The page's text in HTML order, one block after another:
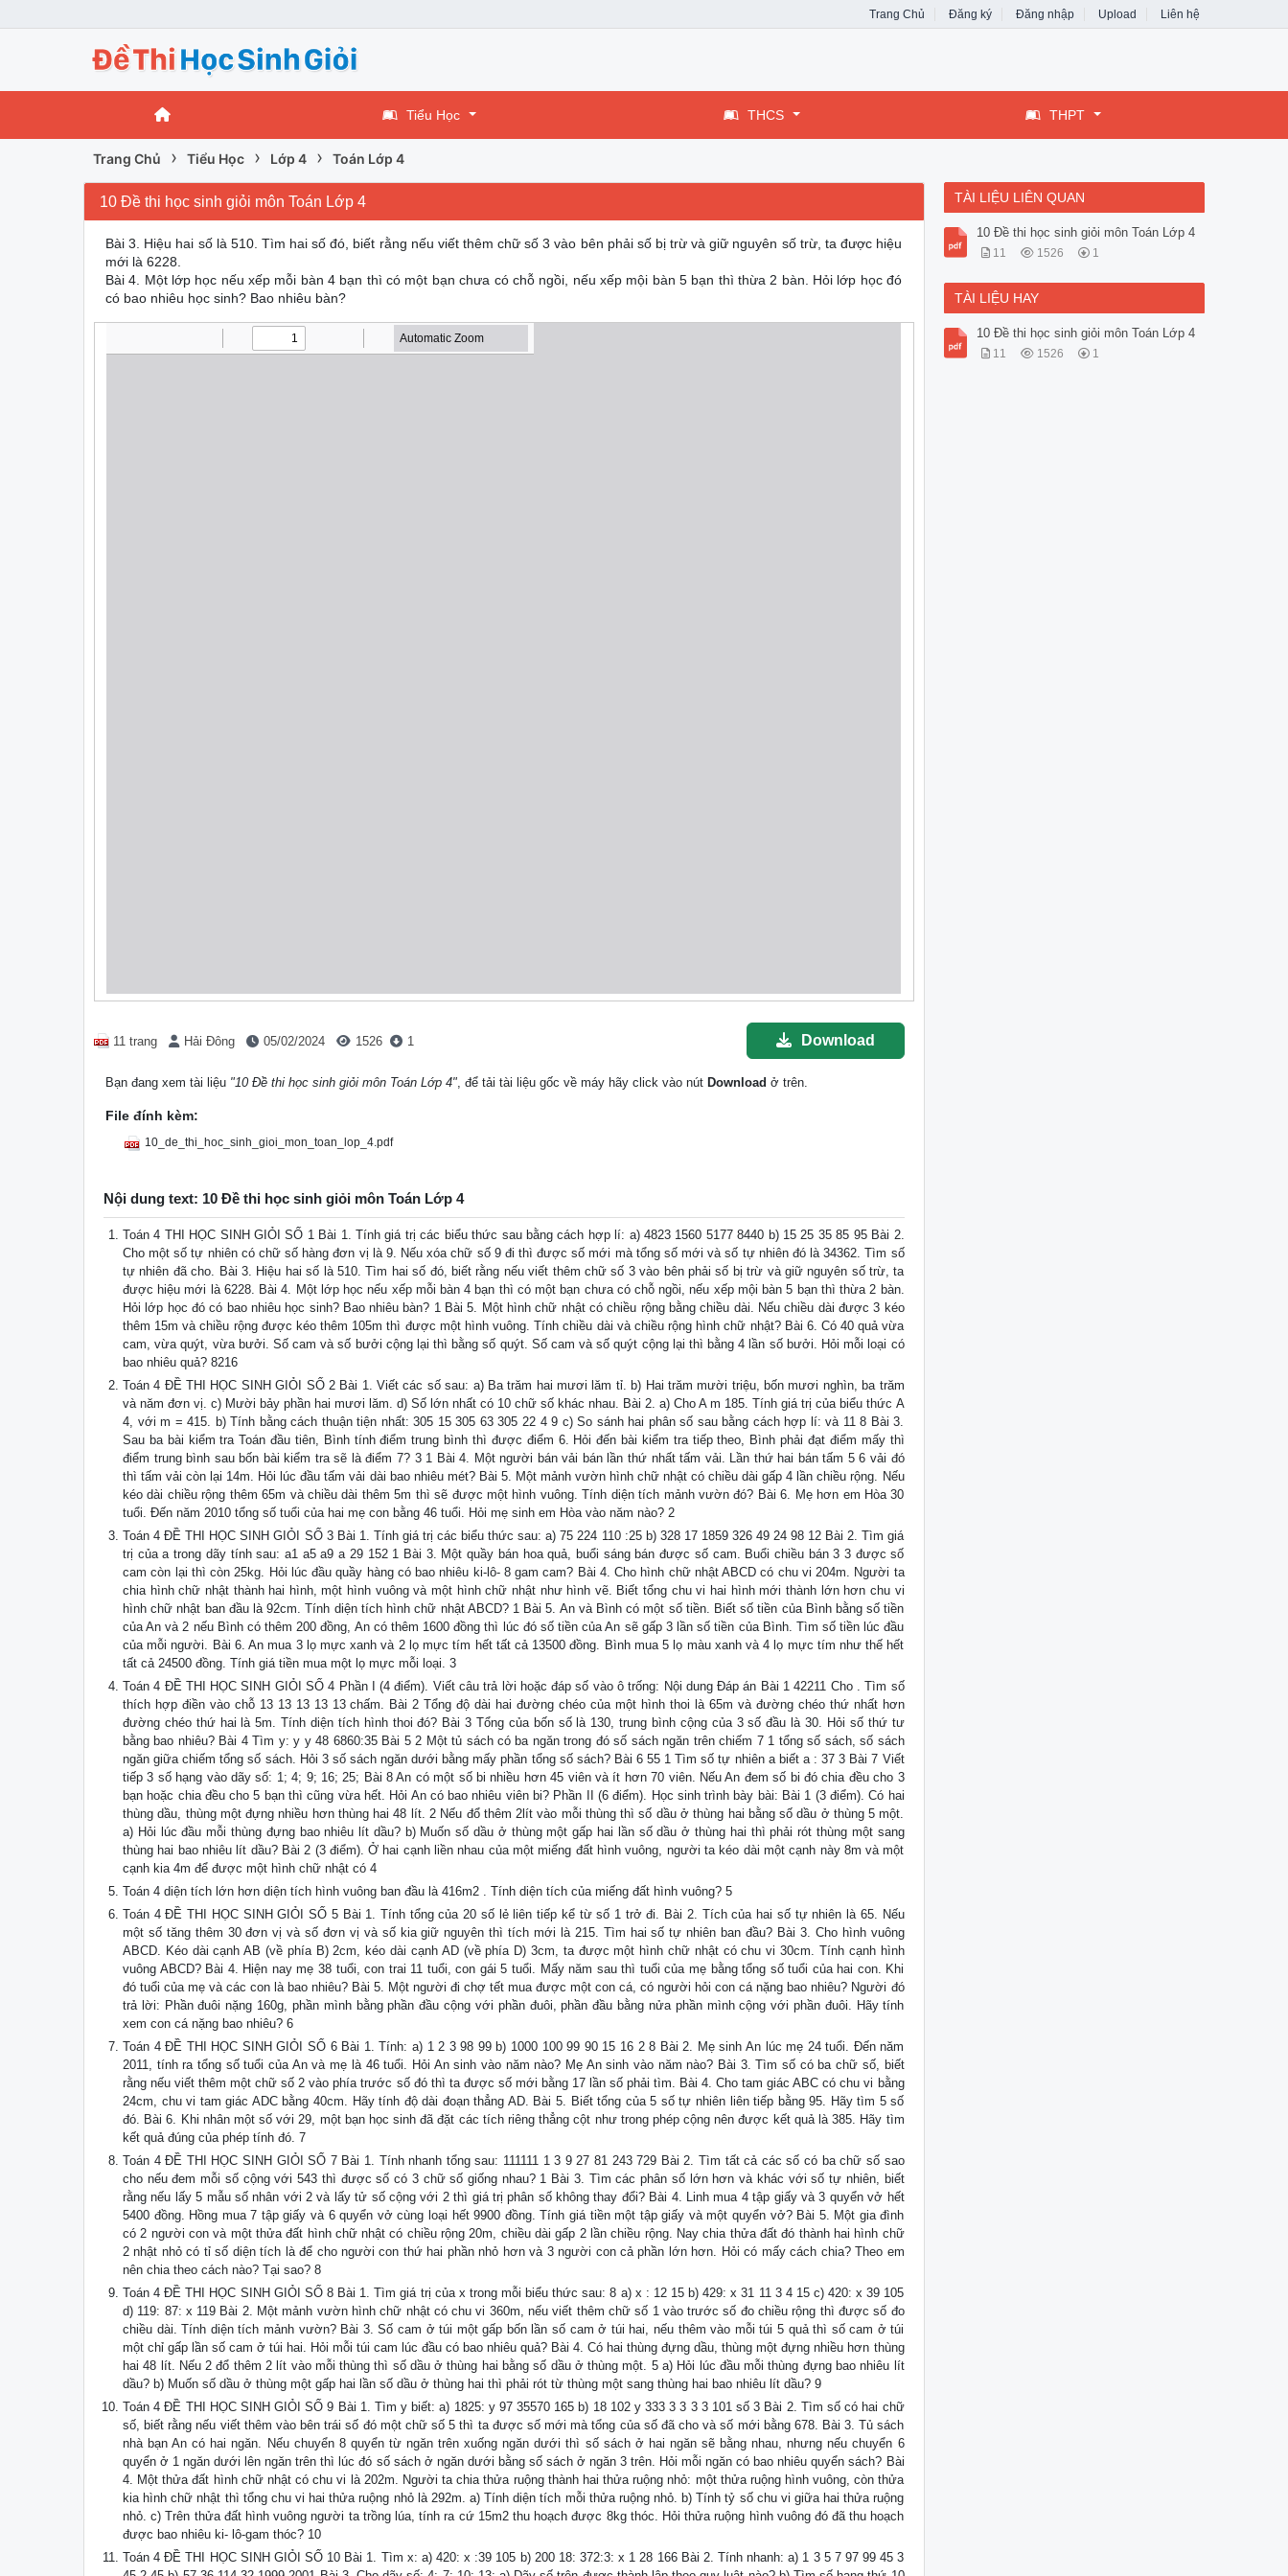
Trang Chủ Đăng ký Đăng nhập Upload Liên hệ
Tiểu Học THCS THPT
Trang Chủ › Tiểu Học › Lớp 4 › Toán Lớp 4
10 Đề thi học sinh giỏi môn Toán Lớp 4
Bài 3. Hiệu hai số là 510. Tìm hai số đó, biết rằng nếu viết thêm chữ số 3 vào bên phải số bị trừ và giữ nguyên số trừ, ta được hiệu
mới là 6228.
Bài 4. Một lớp học nếu xếp mỗi bàn 4 bạn thì có một bạn chưa có chỗ ngồi, nếu xếp mội bàn 5 bạn thì thừa 2 bàn. Hỏi lớp học đó
có bao nhiêu học sinh? Bao nhiêu bàn?
11 trang Hải Đông 05/02/2024 1526 1 Download
Bạn đang xem tài liệu "10 Đề thi học sinh giỏi môn Toán Lớp 4", để tải tài liệu gốc về máy hãy click vào nút Download ở trên.
File đính kèm:
10_de_thi_hoc_sinh_gioi_mon_toan_lop_4.pdf
Nội dung text: 10 Đề thi học sinh giỏi môn Toán Lớp 4
Toán 4 THI HỌC SINH GIỎI SỐ 1 Bài 1. Tính giá trị các biểu thức sau bằng cách hợp lí: a) 4823 1560 5177 8440 b) 15 25 35 85 95 Bài 2.
Cho một số tự nhiên có chữ số hàng đơn vị là 9. Nếu xóa chữ số 9 đi thì được số mới mà tổng số mới và số tự nhiên đó là 34362. Tìm số
tự nhiên đã cho. Bài 3. Hiệu hai số là 510. Tìm hai số đó, biết rằng nếu viết thêm chữ số 3 vào bên phải số bị trừ và giữ nguyên số trừ, ta
được hiệu mới là 6228. Bài 4. Một lớp học nếu xếp mỗi bàn 4 bạn thì có một bạn chưa có chỗ ngồi, nếu xếp mội bàn 5 bạn thì thừa 2 bàn.
Hỏi lớp học đó có bao nhiêu học sinh? Bao nhiêu bàn? 1 Bài 5. Một hình chữ nhật có chiều rộng bằng chiều dài. Nếu chiều dài được 3 kéo
thêm 15m và chiều rộng được kéo thêm 105m thì được một hình vuông. Tính chiều dài và chiều rộng hình chữ nhật? Bài 6. Có 40 quả vừa
cam, vừa quýt, vừa bưởi. Số cam và số bưởi cộng lại thì bằng số quýt. Số cam và số quýt cộng lại thì bằng 4 lần số bưởi. Hỏi mỗi loại có
bao nhiêu quả? 8216
Toán 4 ĐỀ THI HỌC SINH GIỎI SỐ 2 Bài 1. Viết các số sau: a) Ba trăm hai mươi lăm tỉ. b) Hai trăm mười triệu, bốn mươi nghìn, ba trăm
và năm đơn vị. c) Mười bảy phần hai mươi lăm. d) Số lớn nhất có 10 chữ số khác nhau. Bài 2. a) Cho A m 185. Tính giá trị của biểu thức A
4, với m = 415. b) Tính bằng cách thuận tiện nhất: 305 15 305 63 305 22 4 9 c) So sánh hai phân số sau bằng cách hợp lí: và 11 8 Bài 3.
Sau ba bài kiểm tra Toán đầu tiên, Bình tính điểm trung bình thì được điểm 6. Hỏi đến bài kiểm tra tiếp theo, Bình phải đạt điểm mấy thì
điểm trung bình sau bốn bài kiểm tra sẽ là điểm 7? 3 1 Bài 4. Một người bán vải bán lần thứ nhất tấm vải. Lần thứ hai bán tấm 5 6 vải đó
thì tấm vải còn lại 14m. Hỏi lúc đầu tấm vải dài bao nhiêu mét? Bài 5. Một mảnh vườn hình chữ nhật có chiều dài gấp 4 lần chiều rộng. Nếu
kéo dài chiều rộng thêm 65m và chiều dài thêm 5m thì sẽ được một hình vuông. Tính diện tích mảnh vườn đó? Bài 6. Mẹ hơn em Hòa 30
tuổi. Đến năm 2010 tổng số tuổi của hai mẹ con bằng 46 tuổi. Hỏi mẹ sinh em Hòa vào năm nào? 2
Toán 4 ĐỀ THI HỌC SINH GIỎI SỐ 3 Bài 1. Tính giá trị các biểu thức sau: a) 75 224 110 :25 b) 328 17 1859 326 49 24 98 12 Bài 2. Tìm giá
trị của a trong dãy tính sau: a1 a5 a9 a 29 152 1 Bài 3. Một quầy bán hoa quả, buổi sáng bán được số cam. Buổi chiều bán 3 3 được số
cam còn lại thì còn 25kg. Hỏi lúc đầu quầy hàng có bao nhiêu ki-lô- 8 gam cam? Bài 4. Cho hình chữ nhật ABCD có chu vi 204m. Người ta
chia hình chữ nhật thành hai hình, một hình vuông và một hình chữ nhật như hình vẽ. Biết tổng chu vi hai hình mới thành lớn hơn chu vi
hình chữ nhật ban đầu là 92cm. Tính diện tích hình chữ nhật ABCD? 1 Bài 5. An và Bình có một số tiền. Biết số tiền của Bình bằng số tiền
của An và 2 nếu Bình có thêm 200 đồng, An có thêm 1600 đồng thì lúc đó số tiền của An sẽ gấp 3 lần số tiền của Bình. Tìm số tiền lúc đầu
của mỗi người. Bài 6. An mua 3 lọ mực xanh và 2 lọ mực tím hết tất cả 13500 đồng. Bình mua 5 lọ màu xanh và 4 lọ mực tím như thế hết
tất cả 24500 đồng. Tính giá tiền mua một lọ mực mỗi loại. 3
Toán 4 ĐỀ THI HỌC SINH GIỎI SỐ 4 Phần I (4 điểm). Viết câu trả lời hoặc đáp số vào ô trống: Nội dung Đáp án Bài 1 42211 Cho . Tìm số
thích hợp điền vào chỗ 13 13 13 13 13 chấm. Bài 2 Tổng độ dài hai đường chéo của một hình thoi là 65m và đường chéo thứ nhất hơn
đường chéo thứ hai là 5m. Tính diện tích hình thoi đó? Bài 3 Tổng của bốn số là 130, trung bình cộng của 3 số đầu là 30. Hỏi số thứ tư
bằng bao nhiêu? Bài 4 Tìm y: y y 48 6860:35 Bài 5 2 Một tủ sách có ba ngăn trong đó số sách ngăn trên chiếm 7 1 tổng số sách, số sách
ngăn giữa chiếm tổng số sách. Hỏi 3 số sách ngăn dưới bằng mấy phần tổng số sách? Bài 6 55 1 Tìm số tự nhiên a biết a : 37 3 Bài 7 Viết
tiếp 3 số hạng vào dãy số: 1; 4; 9; 16; 25; Bài 8 An có một số bi nhiều hơn 45 viên và ít hơn 70 viên. Nếu An đem số bi đó chia đều cho 3
bạn hoặc chia đều cho 5 bạn thì cũng vừa hết. Hỏi An có bao nhiêu viên bi? Phần II (6 điểm). Học sinh trình bày bài: Bài 1 (3 điểm). Có hai
thùng dầu, thùng một đựng nhiều hơn thùng hai 48 lít. 2 Nếu đổ thêm 2lít vào mỗi thùng thì số dầu ở thùng hai bằng số dầu ở thùng 5 một.
a) Hỏi lúc đầu mỗi thùng đựng bao nhiêu lít dầu? b) Muốn số dầu ở thùng một gấp hai lần số dầu ở thùng hai thì phải rót thùng một sang
thùng hai bao nhiêu lít dầu? Bài 2 (3 điểm). Ở hai cạnh liền nhau của một miếng đất hình vuông, người ta kéo dài một cạnh này 8m và một
cạnh kia 4m để được một hình chữ nhật có 4
Toán 4 diện tích lớn hơn diện tích hình vuông ban đầu là 416m2 . Tính diện tích của miếng đất hình vuông? 5
Toán 4 ĐỀ THI HỌC SINH GIỎI SỐ 5 Bài 1. Tính tổng của 20 số lẻ liên tiếp kể từ số 1 trở đi. Bài 2. Tích của hai số tự nhiên là 65. Nếu
một số tăng thêm 30 đơn vị và số đơn vị và số kia giữ nguyên thì tích mới là 215. Tìm hai số tự nhiên ban đầu? Bài 3. Cho hình vuông
ABCD. Kéo dài cạnh AB (về phía B) 2cm, kéo dài cạnh AD (về phía D) 3cm, ta được một hình chữ nhật có chu vi 30cm. Tính cạnh hình
vuông ABCD? Bài 4. Hiện nay mẹ 38 tuổi, con trai 11 tuổi, con gái 5 tuổi. Mấy năm sau thì tuổi của mẹ bằng tổng số tuổi của hai con. Khi
đó tuổi của mẹ và các con là bao nhiêu? Bài 5. Một người đi chợ tết mua được một con cá, có người hỏi con cá nặng bao nhiêu? Người đó
trả lời: Phần đuôi nặng 160g, phần mình bằng phần đầu cộng với phần đuôi, phần đầu bằng nửa phần mình cộng với phần đuôi. Hãy tính
xem con cá nặng bao nhiêu? 6
Toán 4 ĐỀ THI HỌC SINH GIỎI SỐ 6 Bài 1. Tính: a) 1 2 3 98 99 b) 1000 100 99 90 15 16 2 8 Bài 2. Mẹ sinh An lúc mẹ 24 tuổi. Đến năm
2011, tính ra tổng số tuổi của An và mẹ là 46 tuổi. Hỏi An sinh vào năm nào? Mẹ An sinh vào năm nào? Bài 3. Tìm số có ba chữ số, biết
rằng nếu viết thêm một chữ số 2 vào phía trước số đó thì ta được số mới bằng 17 lần số phải tìm. Bài 4. Cho tam giác ABC có chu vi bằng
24cm, chu vi tam giác ADC bằng 40cm. Hãy tính độ dài đoạn thẳng AD. Bài 5. Biết tổng của 5 số tự nhiên liên tiếp bằng 95. Hãy tìm 5 số
đó. Bài 6. Khi nhân một số với 29, một bạn học sinh đã đặt các tích riêng thẳng cột như trong phép cộng nên được kết quả là 385. Hãy tìm
kết quả đúng của phép tính đó. 7
Toán 4 ĐỀ THI HỌC SINH GIỎI SỐ 7 Bài 1. Tính nhanh tổng sau: 111111 1 3 9 27 81 243 729 Bài 2. Tìm tất cả các số có ba chữ số sao
cho nếu đem mỗi số cộng với 543 thì được số có 3 chữ số giống nhau? 1 Bài 3. Tìm các phân số lớn hơn và khác với số tự nhiên, biết
rằng nếu lấy 5 mẫu số nhân với 2 và lấy tử số cộng với 2 thì giá trị phân số không thay đổi? Bài 4. Linh mua 4 tập giấy và 3 quyển vở hết
5400 đồng. Hồng mua 7 tập giấy và 6 quyển vở cùng loại hết 9900 đồng. Tính giá tiền một tập giấy và một quyển vở? Bài 5. Một gia đình
có 2 người con và một thửa đất hình chữ nhật có chiều rộng 20m, chiều dài gấp 2 lần chiều rộng. Nay chia thửa đất đó thành hai hình chữ
2 nhật nhỏ có tỉ số diện tích là để cho người con thứ hai phần nhỏ hơn và 3 người con cả phần lớn hơn. Hỏi có mấy cách chia? Theo em
nên chia theo cách nào? Tại sao? 8
Toán 4 ĐỀ THI HỌC SINH GIỎI SỐ 8 Bài 1. Tìm giá trị của x trong mỗi biểu thức sau: 8 a) x : 12 15 b) 429: x 31 11 3 4 15 c) 420: x 39 105
d) 119: 87: x 119 Bài 2. Một mảnh vườn hình chữ nhật có chu vi 360m, nếu viết thêm chữ số 1 vào trước số đo chiều rộng thì được số đo
chiều dài. Tính diện tích mảnh vườn? Bài 3. Số cam ở túi một gấp bốn lần số cam ở túi hai, nếu thêm vào mỗi túi 5 quả thì số cam ở túi
một chỉ gấp lần số cam ở túi hai. Hỏi mỗi túi cam lúc đầu có bao nhiêu quả? Bài 4. Có hai thùng đựng dầu, thùng một đựng nhiều hơn thùng
hai 48 lít. Nếu 2 đổ thêm 2 lít vào mỗi thùng thì số dầu ở thùng hai bằng số dầu ở thùng một. 5 a) Hỏi lúc đầu mỗi thùng đựng bao nhiêu lít
dầu? b) Muốn số dầu ở thùng một gấp hai lần số dầu ở thùng hai thì phải rót từ thùng một sang thùng hai bao nhiêu lít dầu? 9
Toán 4 ĐỀ THI HỌC SINH GIỎI SỐ 9 Bài 1. Tìm y biết: a) 1825: y 97 35570 165 b) 18 102 y 333 3 3 3 3 101 số 3 Bài 2. Tìm số có hai chữ
số, biết rằng nếu viết thêm vào bên trái số đó một chữ số 5 thì ta được số mới mà tổng của số đã cho và số mới bằng 678. Bài 3. Tủ sách
nhà bạn An có hai ngăn. Nếu chuyển 8 quyển từ ngăn trên xuống ngăn dưới thì số sách ở hai ngăn sẽ bằng nhau, nhưng nếu chuyển 6
quyển ở 1 ngăn dưới lên ngăn trên thì lúc đó số sách ở ngăn dưới bằng số sách ở ngăn 3 trên. Hỏi mỗi ngăn có bao nhiêu quyển sách? Bài
4. Một thửa đất hình chữ nhật có chu vi là 202m. Người ta chia thửa ruộng thành hai thửa ruộng nhỏ: một thửa ruộng hình vuông, còn thửa
kia hình chữ nhật thì tổng chu vi hai thửa ruộng nhỏ là 292m. a) Tính diện tích mỗi thửa ruộng nhỏ. b) Tính tỷ số chu vi giữa hai thửa ruộng
nhỏ. c) Trên thửa đất hình vuông người ta trồng lúa, tính ra cứ 15m2 thu hoạch được 8kg thóc. Hỏi thửa ruộng hình vuông đó đã thu hoạch
được bao nhiêu ki- lô-gam thóc? 10
Toán 4 ĐỀ THI HỌC SINH GIỎI SỐ 10 Bài 1. Tìm x: a) 420: x :39 105 b) 200 18: 372:3: x 1 28 166 Bài 2. Tính nhanh: a) 1 3 5 7 97 99 45 3
TÀI LIỆU LIÊN QUAN
10 Đề thi học sinh giỏi môn Toán Lớp 4
11 1526 1
TÀI LIỆU HAY
10 Đề thi học sinh giỏi môn Toán Lớp 4
11 1526 1